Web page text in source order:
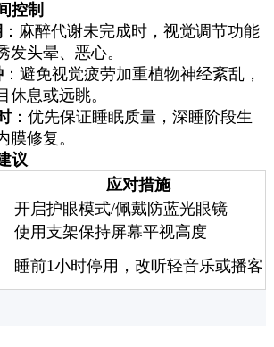
控制
：麻醉代谢未完成时，视觉调节功能
发头晕、恶心。
：避免视觉疲劳加重植物神经紊乱，
休息或远眺。
：优先保证睡眠质量，深睡阶段生
膜修复。
议
应对措施
开启护眼模式/佩戴防蓝光眼镜
使用支架保持屏幕平视高度
睡前1小时停用，改听轻音乐或播客